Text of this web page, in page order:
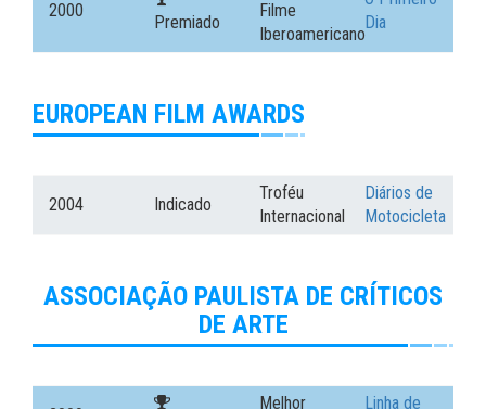
2000
Premiado
Filme
Iberoamericano
Dia
EUROPEAN FILM AWARDS
2004 Indicado
Troféu
Internacional
Diários de
Motocicleta
ASSOCIAÇÃO PAULISTA DE CRÍTICOS
DE ARTE
Melhor
Linha de